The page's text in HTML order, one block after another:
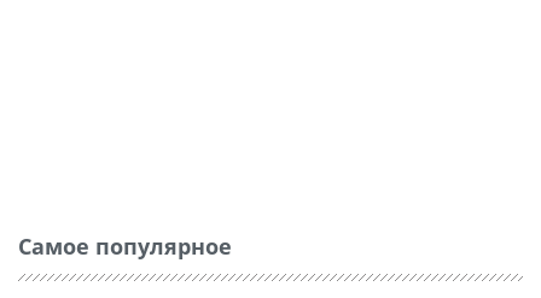
Самое популярное